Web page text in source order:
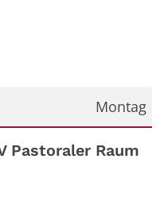
Montag
Pastoraler Raum